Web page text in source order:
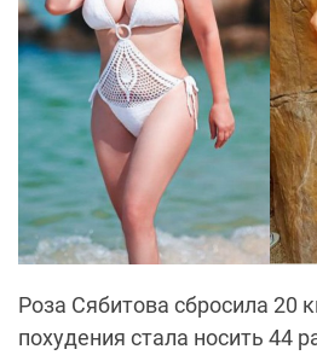
Роза Сябитова сбросила 20
похудения стала носить 44